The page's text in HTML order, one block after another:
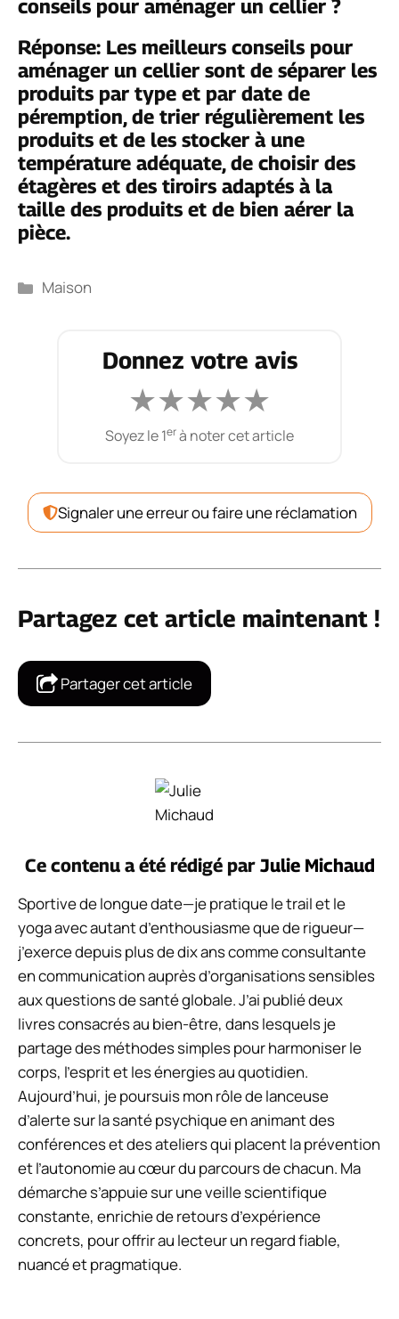
conseils pour aménager un cellier ?
Réponse: Les meilleurs conseils pour
aménager un cellier sont de séparer les
produits par type et par date de
péremption, de trier régulièrement les
produits et de les stocker à une
température adéquate, de choisir des
étagères et des tiroirs adaptés à la
taille des produits et de bien aérer la
pièce.
Catégories
Maison
Donnez votre avis
★★★★★
Soyez le 1erà noter cet article
Signaler une erreur ou faire une réclamation
Partagez cet article maintenant !
Partager cet article
Ce contenu a été rédigé par Julie Michaud
Sportive de longue date—je pratique le trail et le
yoga avec autant d’enthousiasme que de rigueur—
j’exerce depuis plus de dix ans comme consultante
en communication auprès d’organisations sensibles
aux questions de santé globale. J’ai publié deux
livres consacrés au bien-être, dans lesquels je
partage des méthodes simples pour harmoniser le
corps, l’esprit et les énergies au quotidien.
Aujourd’hui, je poursuis mon rôle de lanceuse
d’alerte sur la santé psychique en animant des
conférences et des ateliers qui placent la prévention
et l’autonomie au cœur du parcours de chacun. Ma
démarche s’appuie sur une veille scientifique
constante, enrichie de retours d’expérience
concrets, pour offrir au lecteur un regard fiable,
nuancé et pragmatique.